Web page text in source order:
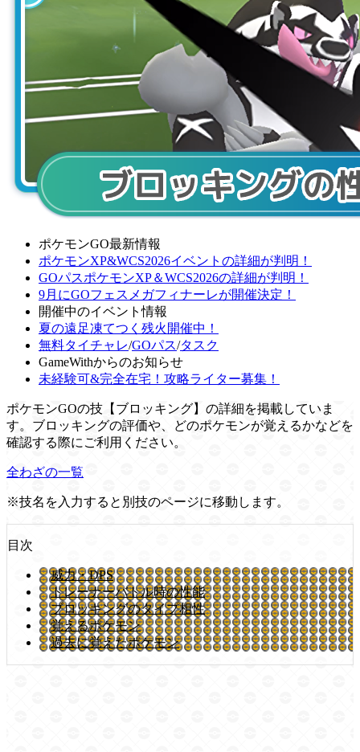
ポケモンGO最新情報
ポケモンXP&WCS2026イベントの詳細が判明！
GOパスポケモンXP＆WCS2026の詳細が判明！
9月にGOフェスメガフィナーレが開催決定！
開催中のイベント情報
夏の遠足凍てつく残火開催中！
無料タイチャレ/GOパス/タスク
GameWithからのお知らせ
未経験可&完全在宅！攻略ライター募集！
ポケモンGOの技【ブロッキング】の詳細を掲載していま
す。ブロッキングの評価や、どのポケモンが覚えるかなどを
確認する際にご利用ください。
全わざの一覧
※技名を入力すると別技のページに移動します。
目次
威力・DPS
トレーナーバトル時の性能
ブロッキングのタイプ相性
覚えるポケモン
過去に覚えたポケモン